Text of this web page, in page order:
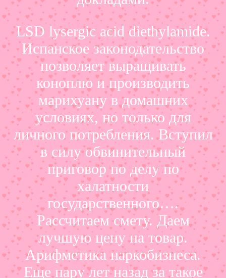
LSD lysergic acid diethylamide.
Испанское законодательство
позволяет выращивать
коноплю и производить
марихуану в домашних
условиях, но только для
личного потребления. Вступил
в силу обвинительный
приговор по делу по
халатности
государственного….
Рассчитаем смету. Даем
лучшую цену на товар.
Арифметика наркобизнеса.
Еще пару лет назад за такое